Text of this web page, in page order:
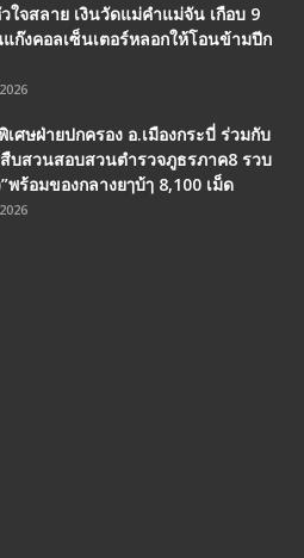
จสลาย เงินวัดแม่คำแม่จัน เกือบ 9
ก๊งคอลเซ็นเตอร์หลอกให้โอนข้ามปีก
ศษฝ่ายปกครอง อ.เมืองกระบี่ ร่วมกับ
บสวนสอบสวนตำรวจภูธรภาค8 รวบ
พร้อมของกลางยๅบ้ๅ 8,100 เม็ด